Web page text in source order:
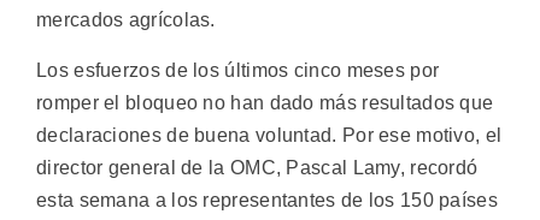
mercados agrícolas.
Los esfuerzos de los últimos cinco meses por
romper el bloqueo no han dado más resultados que
declaraciones de buena voluntad. Por ese motivo, el
director general de la OMC, Pascal Lamy, recordó
esta semana a los representantes de los 150 países